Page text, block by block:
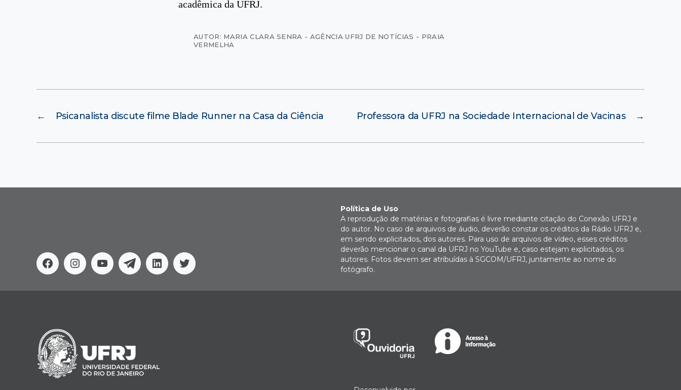
acadêmica da UFRJ.
AUTOR: MARIA CLARA SENRA - AGÊNCIA UFRJ DE NOTÍCIAS - PRAIA
VERMELHA
← Psicanalista discute filme Blade Runner na Casa da Ciência →
Professora da UFRJ na Sociedade Internacional de Vacinas
FacebookInstagram
YoutubeTelegramLinkedinTwitter
Política de Uso
A reprodução de matérias e fotografias é livre mediante citação do Conexão UFRJ e
do autor. No caso de arquivos de áudio, deverão constar os créditos da Rádio UFRJ e,
em sendo explicitados, dos autores. Para uso de arquivos de vídeo, esses créditos
deverão mencionar o canal da UFRJ no YouTube e, caso estejam explicitados, os
autores. Fotos devem ser atribuídas à SGCOM/UFRJ, juntamente ao nome do
fotógrafo.